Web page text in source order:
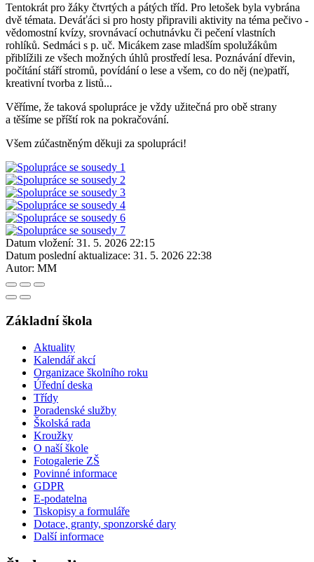
Tentokrát pro žáky čtvrtých a pátých tříd. Pro letošek byla vybrána
dvě témata. Deváťáci si pro hosty připravili aktivity na téma pečivo -
vědomostní kvízy, srovnávací ochutnávku či pečení vlastních
rohlíků. Sedmáci s p. uč. Micákem zase mladším spolužákům
přiblížili ze všech možných úhlů prostředí lesa. Poznávání dřevin,
počítání stáří stromů, povídání o lese a všem, co do něj (ne)patří,
kreativní tvorba z listů...
Věříme, že taková spolupráce je vždy užitečná pro obě strany
a těšíme se příští rok na pokračování.
Všem zúčastněným děkuji za spolupráci!
Datum vložení: 31. 5. 2026 22:15
Datum poslední aktualizace: 31. 5. 2026 22:38
Autor: MM
Základní škola
Aktuality
Kalendář akcí
Organizace školního roku
Úřední deska
Třídy
Poradenské služby
Školská rada
Kroužky
O naší škole
Fotogalerie ZŠ
Povinné informace
GDPR
E-podatelna
Tiskopisy a formuláře
Dotace, granty, sponzorské dary
Další informace